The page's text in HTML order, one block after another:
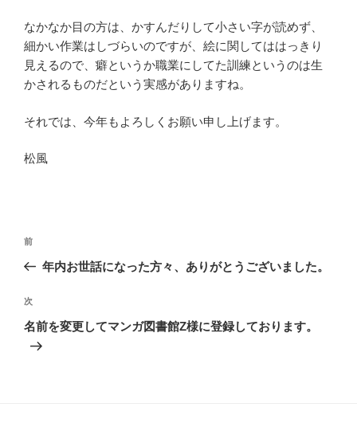
なかなか目の方は、かすんだりして小さい字が読めず、
細かい作業はしづらいのですが、絵に関してははっきり
見えるので、癖というか職業にしてた訓練というのは生
かされるものだという実感がありますね。
それでは、今年もよろしくお願い申し上げます。
松風
投
ナ
ビ
ゲ
ー
前
の
稿
前
年内お世話になった方々、ありがとうございました。
次
の
次
名前を変更してマンガ図書館Z様に登録しております。